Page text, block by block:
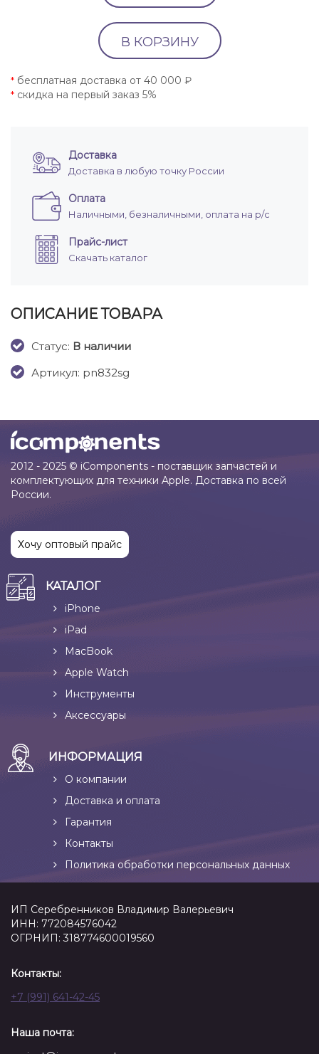
В КОРЗИНУ
* бесплатная доставка от 40 000 ₽
* скидка на первый заказ 5%
Доставка
Доставка в любую точку России
Оплата
Наличными, безналичными, оплата на р/с
Прайс-лист
Скачать каталог
ОПИСАНИЕ ТОВАРА
Cтатус: В наличии
Артикул: pn832sg
2012 - 2025 © iComponents - поставщик запчастей и
комплектующих для техники Apple. Доставка по всей
России.
Хочу оптовый прайс
КАТАЛОГ
iPhone
iPad
MacBook
Apple Watch
Инструменты
Аксессуары
ИНФОРМАЦИЯ
О компании
Доставка и оплата
Гарантия
Контакты
Политика обработки персональных данных
ИП Серебренников Владимир Валерьевич
ИНН: 772084576042
ОГРНИП: 318774600019560
Контакты:
+7 (991) 641-42-45
Наша почта: